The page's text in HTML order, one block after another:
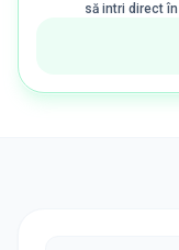
să intri direct